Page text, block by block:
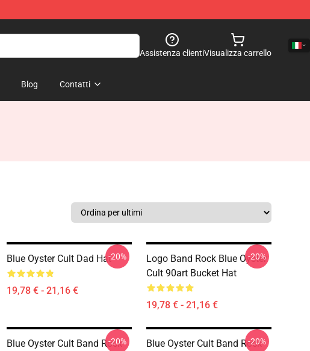
Assistenza clientiVisualizza carrello
Blog Contatti
Blue Oyster Cult Dad Hat
19,78 € - 21,16 €
-20%
Logo Band Rock Blue Oyster
Cult 90art Bucket Hat
19,78 € - 21,16 €
-20%
Blue Oyster Cult Band Rock
-20%
Blue Oyster Cult Band Rock
-20%